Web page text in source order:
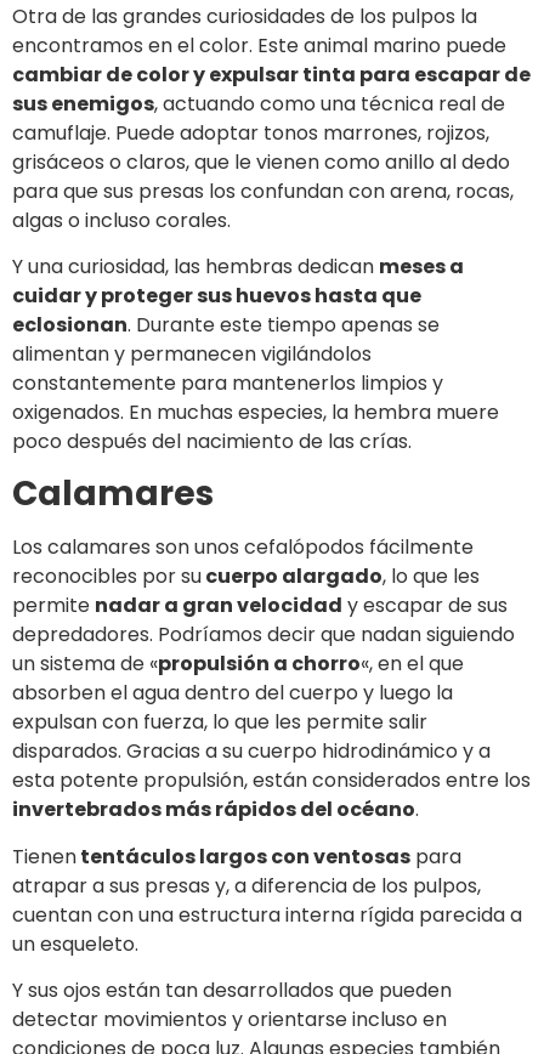
Otra de las grandes curiosidades de los pulpos la
encontramos en el color. Este animal marino puede
cambiar de color y expulsar tinta para escapar de
sus enemigos, actuando como una técnica real de
camuflaje. Puede adoptar tonos marrones, rojizos,
grisáceos o claros, que le vienen como anillo al dedo
para que sus presas los confundan con arena, rocas,
algas o incluso corales.
Y una curiosidad, las hembras dedican meses a
cuidar y proteger sus huevos hasta que
eclosionan. Durante este tiempo apenas se
alimentan y permanecen vigilándolos
constantemente para mantenerlos limpios y
oxigenados. En muchas especies, la hembra muere
poco después del nacimiento de las crías.
Calamares
Los calamares son unos cefalópodos fácilmente
reconocibles por sucuerpo alargado, lo que les
permite nadar a gran velocidad y escapar de sus
depredadores. Podríamos decir que nadan siguiendo
un sistema de «propulsión a chorro«, en el que
absorben el agua dentro del cuerpo y luego la
expulsan con fuerza, lo que les permite salir
disparados. Gracias a su cuerpo hidrodinámico y a
esta potente propulsión, están considerados entre los
invertebrados más rápidos del océano.
Tienententáculos largos con ventosas para
atrapar a sus presas y, a diferencia de los pulpos,
cuentan con una estructura interna rígida parecida a
un esqueleto.
Y sus ojos están tan desarrollados que pueden
detectar movimientos y orientarse incluso en